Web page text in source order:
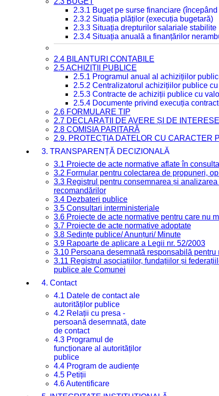
2.3.1 Buget pe surse financiare
2.3.2 Situația plăților (execuția bugetară)
2.3.3 Situația drepturilor salariale
2.3.4 Situația anuală a finanțărilor
2.4 BILANȚURI CONTABILE
2.5 ACHIZIȚII PUBLICE
2.5.1 Programul anual al achizițiilor
2.5.2 Centralizatorul achizițiilor publice
2.5.3 Contracte de achiziții publice cu
2.5.4 Documente privind execuția
2.6 FORMULARE TIP
2.7 DECLARAȚII DE AVERE ȘI DE INTERESE
2.8 COMISIA PARITARĂ
2.9. PROTECȚIA DATELOR CU CARACTER
3. TRANSPARENȚĂ DECIZIONALĂ
3.1 Proiecte de acte normative aflate în
3.2 Formular pentru colectarea de propuneri,
3.3 Registrul pentru consemnarea și
recomandărilor
3.4 Dezbateri publice
3.5 Consultari interministeriale
3.6 Proiecte de acte normative pentru care nu
3.7 Proiecte de acte normative adoptate
3.8 Ședințe publice/ Anunțuri/ Minute
3.9 Rapoarte de aplicare a Legii nr. 52/2003
3.10 Persoana desemnată responsabilă
3.11 Registrul asociațiilor, fundațiilor și
publice ale Comunei
4. Contact
4.1 Datele de contact ale
autorităților publice
4.2 Relații cu presa -
persoană desemnată, date
de contact
4.3 Programul de
funcționare al autorităților
publice
4.4 Program de audiențe
4.5 Petiții
4.6 Autentificare